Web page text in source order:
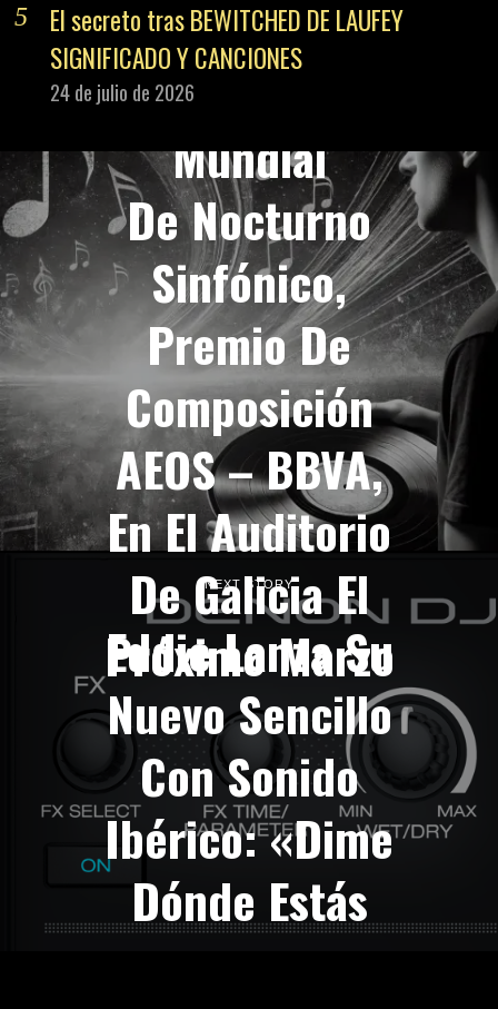
El secreto tras BEWITCHED DE LAUFEY
SIGNIFICADO Y CANCIONES
24 de julio de 2026
PREVIOUS STORY
Estreno
Mundial
De Nocturno
Sinfónico,
Premio De
Composición
AEOS – BBVA,
En El Auditorio
De Galicia El
Próximo Marzo
NEXT STORY
Eddie Lanza Su
Nuevo Sencillo
Con Sonido
Ibérico: «Dime
Dónde Estás